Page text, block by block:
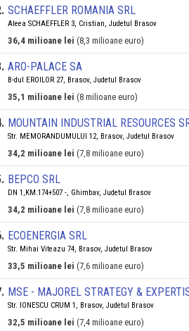
. SCHAEFFLER ROMANIA SRL
Aleea SCHAEFFLER 3, Cristian, Judetul Brasov
36,4 milioane lei (8,3 milioane euro)
. ARO-PALACE SA
B-dul EROILOR 27, Brasov, Judetul Brasov
35,1 milioane lei (8 milioane euro)
. MOUNTAIN INDUSTRIAL RESOURCES
Str. MEMORANDUMULUI 12, Brasov, Judetul Brasov
34,2 milioane lei (7,8 milioane euro)
. BEPCO SRL
DN 1,KM.174+507 -, Ghimbav, Judetul Brasov
34,2 milioane lei (7,8 milioane euro)
. ECOENERGIA SRL
Str. Mihai Viteazu 74, Brasov, Judetul Brasov
33,5 milioane lei (7,6 milioane euro)
. MSE - MAJOREL STRATEGY &
Str. IONESCU CRUM 1, Brasov, Judetul Brasov
32,5 milioane lei (7,4 milioane euro)